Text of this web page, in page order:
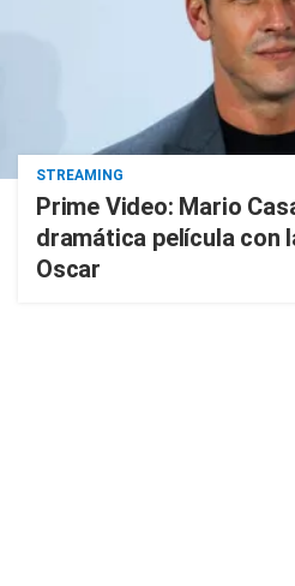
STREAMING
Prime Video: Mario
dramática película con
Oscar